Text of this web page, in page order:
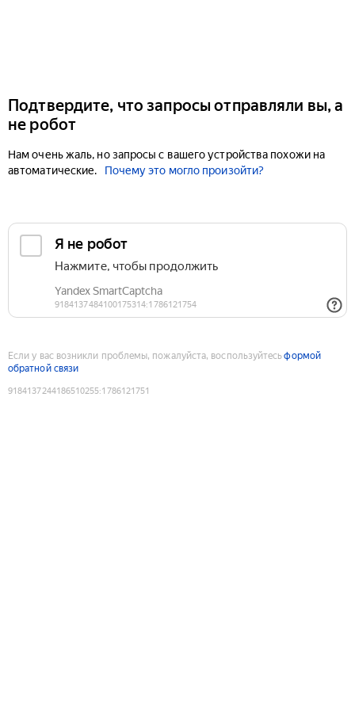
Подтвердите, что запросы отправляли вы, а
не робот
Нам очень жаль, но запросы с вашего устройства похожи на
автоматические.
Почему это могло произойти?
Если у вас возникли проблемы, пожалуйста, воспользуйтесьформой
обратной связи
9184137244186510255:1786121751